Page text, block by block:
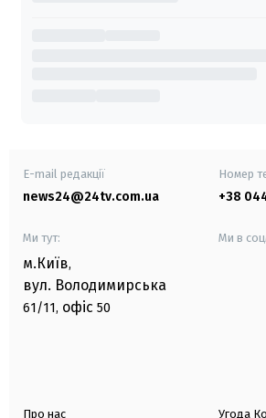
E-mail редакції
news24@24tv.com.ua
Номер
+38
Ми тут:
м.Київ,
вул. Володимирська
61/11, офіс 50
Ми в
Про нас Угода